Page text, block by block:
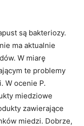
są bakteriozy.
ma aktualnie
W miarę
te problemy
W ocenie P.
miedziowe
zawierające
miedzi. Dobrze,